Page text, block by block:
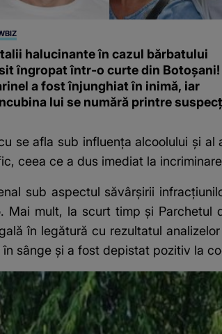
halucinante în cazul bărbatului
îngropat într-o curte din Botoșani!
a fost înjunghiat în inimă, iar
lui se numără printre
se afla sub influența alcoolului și
ceea ce a dus imediat la
sub aspectul săvârşirii
Mai mult, la scurt timp și
în legătură cu rezultatul
sânge și a fost depistat pozitiv la